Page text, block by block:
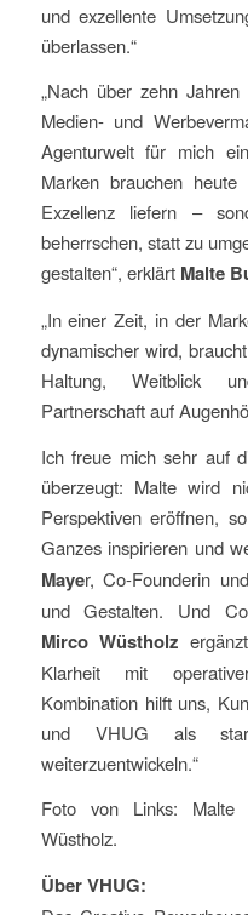
und exzellente
überlassen.“
„Nach über zehn
Medien- und
Agenturwelt für mich
Marken brauchen
Exzellenz liefern –
beherrschen, statt zu
gestalten“, erklärt Malte
„In einer Zeit, in der
dynamischer wird,
Haltung, Weitblick
Partnerschaft auf
Ich freue mich sehr auf
überzeugt: Malte wird
Perspektiven eröffnen,
Ganzes inspirieren und
Mayer, Co-Founderin
und Gestalten. Und
Mirco Wüstholz
Klarheit mit
Kombination hilft uns,
und VHUG als
weiterzuentwickeln.“
Foto von Links: Malte
Wüstholz.
ÜberVHUG: